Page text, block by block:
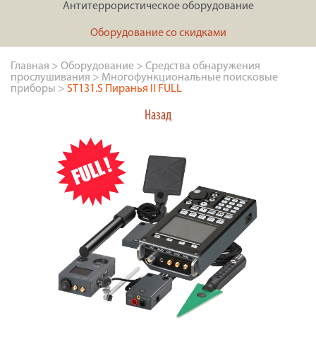
Антитеррористическое оборудование
Оборудование со скидками
Главная > Оборудование > Средства обнаружения
прослушивания > Многофункциональные поисковые
приборы > ST131.S Пиранья II FULL
Назад